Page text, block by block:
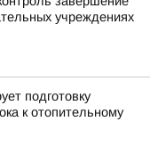
учреждениях
подготовку
к отопительному